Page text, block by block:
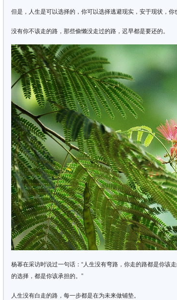
但是，人生是可以选择的，你可以选择逃避现实，安于现状，你
没有你不该走的路，那些偷懒没走过的路，迟早都是要还的。
杨幂在采访时说过一句话：“人生没有弯路，你走的路都是你该
的选择，都是你该承担的。”
人生没有白走的路，每一步都是在为未来做铺垫。